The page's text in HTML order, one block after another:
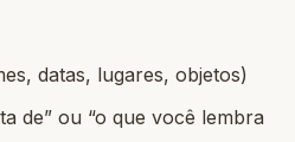
datas, lugares, objetos)
de” ou “o que você lembra